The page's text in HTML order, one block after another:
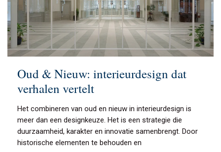
Oud & Nieuw: interieurdesign dat
verhalen vertelt
Het combineren van oud en nieuw in interieurdesign is
meer dan een designkeuze. Het is een strategie die
duurzaamheid, karakter en innovatie samenbrengt. Door
historische elementen te behouden en